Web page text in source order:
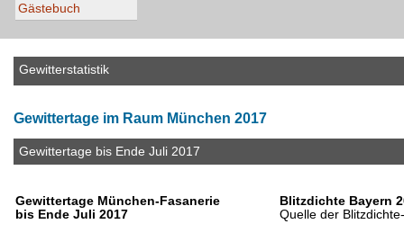
Gästebuch
Gewitterstatistik
Gewittertage im Raum München 2017
Gewittertage bis Ende Juli 2017
Gewittertage München-Fasanerie
bis Ende Juli 2017
Blitzdichte Bayern
Quelle der